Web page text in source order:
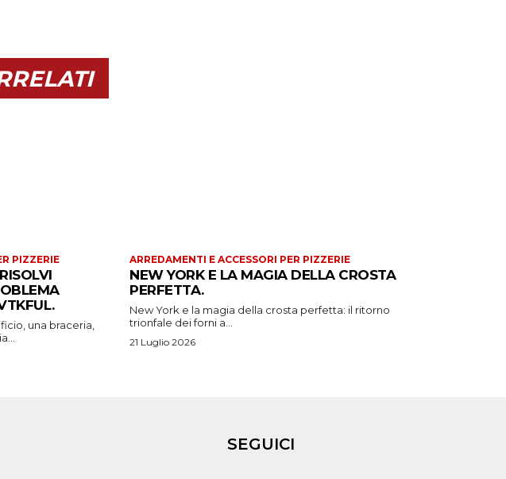
PIZZERIE
una braceria,
ARREDAMENTI E ACCESSORI PER PIZZERIE
NEW YORK E LA MAGIA DELLA CROSTA
PERFETTA.
New York e la magia della crosta perfetta: il ritorno
trionfale dei forni a...
21 Luglio 2026
SEGUICI